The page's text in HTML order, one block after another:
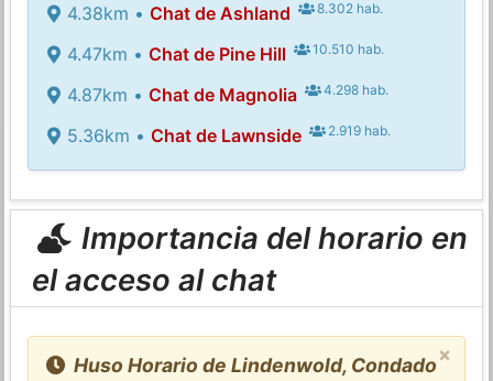
4.38km • Chat de Ashland 8.302 hab.
4.47km • Chat de Pine Hill 10.510 hab.
4.87km • Chat de Magnolia 4.298 hab.
5.36km • Chat de Lawnside 2.919 hab.
Importancia del horario en
el acceso al chat
×
Huso Horario de Lindenwold, Condado